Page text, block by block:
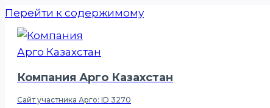
Перейти к содержимому
Компания Арго Казахстан
Сайт участника Арго: ID 3270